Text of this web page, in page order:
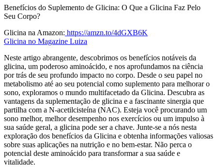
Benefícios do Suplemento de Glicina: O Que a Glicina Faz Pelo
Seu Corpo?
Glicina na Amazon: https://amzn.to/4dGXB6K
Glicina no Magazine Luiza
Neste artigo abrangente, descobrimos os benefícios notáveis ​​da
glicina, um poderoso aminoácido, e nos aprofundamos na ciência
por trás de seu profundo impacto no corpo. Desde o seu papel no
metabolismo até ao seu potencial como suplemento para melhorar o
sono, exploramos o mundo multifacetado da Glicina. Descubra as
vantagens da suplementação de glicina e a fascinante sinergia que
partilha com a N-acetilcisteína (NAC). Esteja você procurando um
sono melhor, melhor desempenho nos exercícios ou um impulso à
sua saúde geral, a glicina pode ser a chave. Junte-se a nós nesta
exploração dos benefícios da Glicina e obtenha informações valiosas
sobre suas aplicações na nutrição e no bem-estar. Não perca o
potencial deste aminoácido para transformar a sua saúde e
vitalidade.